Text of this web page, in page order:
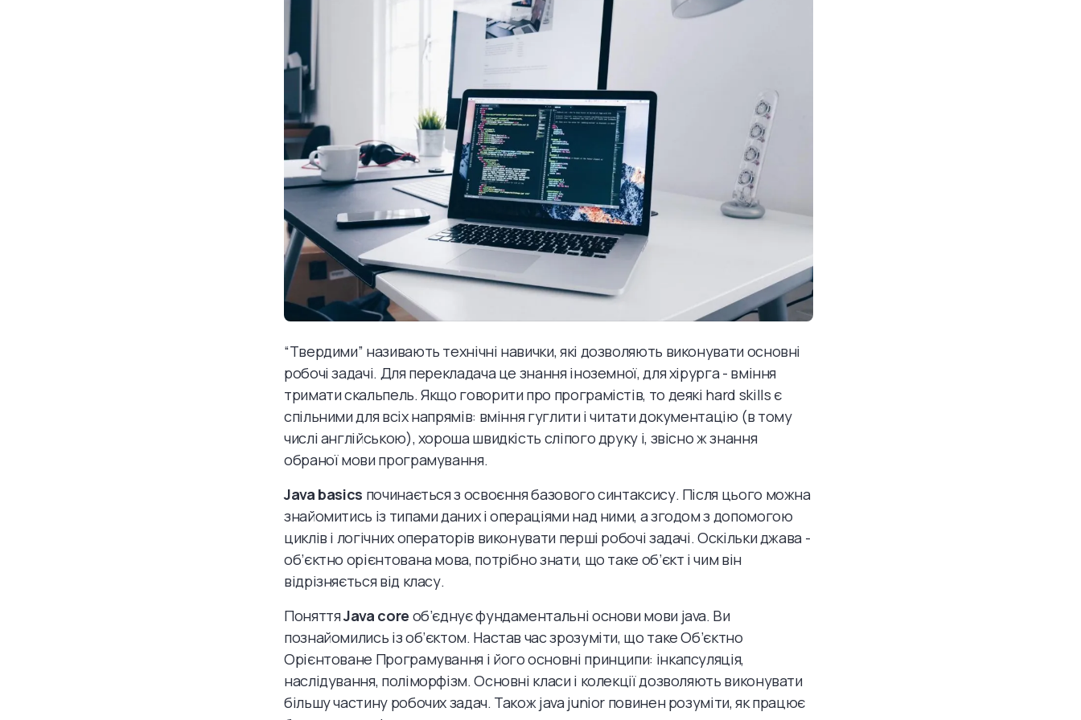
“Твердими” називають технічні навички, які дозволяють виконувати основні
робочі задачі. Для перекладача це знання іноземної, для хірурга - вміння
тримати скальпель. Якщо говорити про програмістів, то деякі hard skills є
спільними для всіх напрямів: вміння гуглити і читати документацію (в тому
числі англійською), хороша швидкість сліпого друку і, звісно ж знання
обраної мови програмування.
Java basics починається з освоєння базового синтаксису. Після цього можна
знайомитись із типами даних і операціями над ними, а згодом з допомогою
циклів і логічних операторів виконувати перші робочі задачі. Оскільки джава -
об’єктно орієнтована мова, потрібно знати, що таке об’єкт і чим він
відрізняється від класу.
ПоняттяJava core об’єднує фундаментальні основи мови java. Ви
познайомились із об’єктом. Настав час зрозуміти, що таке Об’єктно
Орієнтоване Програмування і його основні принципи: інкапсуляція,
наслідування, поліморфізм. Основні класи і колекції дозволяють виконувати
більшу частину робочих задач. Також java junior повинен розуміти, як працює